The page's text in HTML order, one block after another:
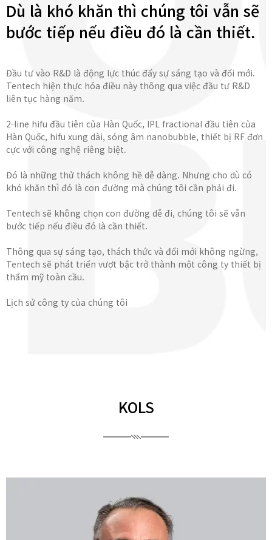
Dù là khó khăn thì chúng tôi vẫn sẽ
bước tiếp nếu điều đó là cần thiết.
Đầu tư vào R&D là động lực thúc đẩy sự sáng tạo và đổi mới.
Tentech hiện thực hóa điều này thông qua việc đầu tư R&D
liên tục hàng năm.
2-line hifu đầu tiên của Hàn Quốc, IPL fractional đầu tiên của
Hàn Quốc, hifu xung dài, sóng âm nanobubble, thiết bị RF đơn
cực với công nghệ riêng biệt.
Đó là những thử thách không hề dễ dàng. Nhưng cho dù có
khó khăn thì đó là con đường mà chúng tôi cần phải đi.
Tentech sẽ không chọn con đường dễ đi, chúng tôi sẽ vẫn
bước tiếp nếu điều đó là cần thiết.
Thông qua sự sáng tạo, thách thức và đổi mới không ngừng,
Tentech sẽ phát triển vượt bậc trở thành một công ty thiết bị
thẩm mỹ toàn cầu.
Lịch sử công ty của chúng tôi
KOLS